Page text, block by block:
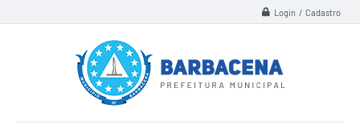
Login / Cadastro